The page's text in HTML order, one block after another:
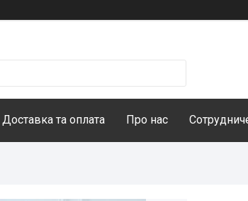
Доставка та оплата Про нас